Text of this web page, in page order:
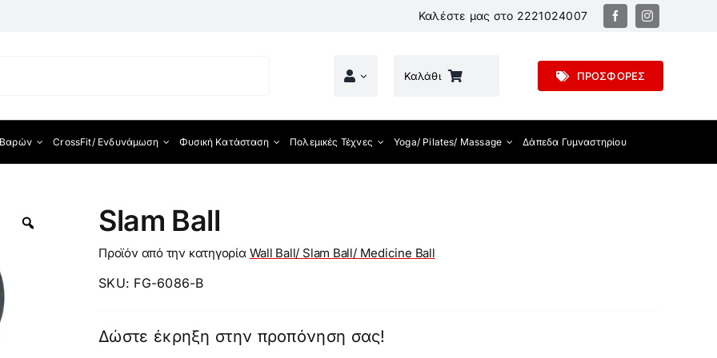
Καλέστε μας στο 2221024007
Καλάθι ΠΡΟΣΦΟΡΕΣ
CrossFit/ Ενδυνάμωση Φυσική Κατάσταση Πολεμικές Τέχνες Yoga/ Pilates/ Massage Δάπεδα Γυμναστηρίου
Slam Ball
Προϊόν από την κατηγορία Wall Ball/ Slam Ball/ Medicine Ball
SKU: FG-6086-B
Δώστε έκρηξη στην προπόνηση σας!